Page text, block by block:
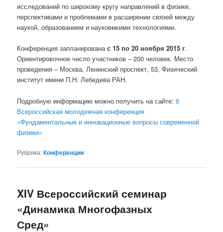
исследований по широкому кругу направлений в физике,
перспективами и проблемами в расширении связей между
наукой, образованием и наукоемкими технологиями.
Конференция запланированас 15 по 20 ноября 2015 г.
Ориентировочное число участников – 200 человек. Место
проведения – Москва, Ленинский проспект, 53, Физический
институт имени П.Н. Лебедева РАН.
Подробную информацию можно получить на сайте:6
Всероссийская молодежная конференция
«Фундаментальные и инновационные вопросы современной
физики»
Рубрика:Конференции
XIV Всероссийский семинар
«Динамика Многофазных
Сред»